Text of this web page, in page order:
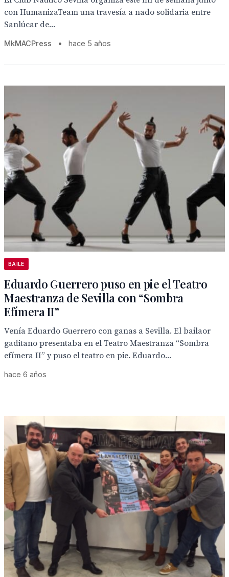
con HumanizaTeam una travesía a nado solidaria entre
Sanlúcar de...
MkMACPress • hace 5 años
BAILE
Eduardo Guerrero puso en pie el Teatro
Maestranza de Sevilla con “Sombra
Efímera II”
Venía Eduardo Guerrero con ganas a Sevilla. El bailaor
gaditano presentaba en el Teatro Maestranza “Sombra
efímera II” y puso el teatro en pie. Eduardo...
hace 6 años